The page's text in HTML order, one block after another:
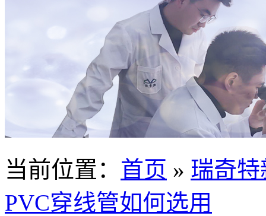
当前位置 ： 首页 » 瑞奇
PVC穿线管如何选用